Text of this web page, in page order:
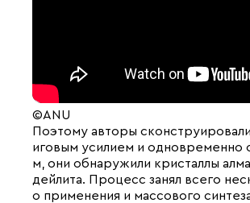
©ANU
Поэтому авторы
иговым усилием и одновременно
м, они обнаружили кристаллы
дейлита. Процесс занял всего
о применения и массового